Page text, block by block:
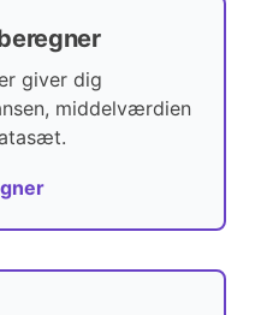
giver dig
middelværdien